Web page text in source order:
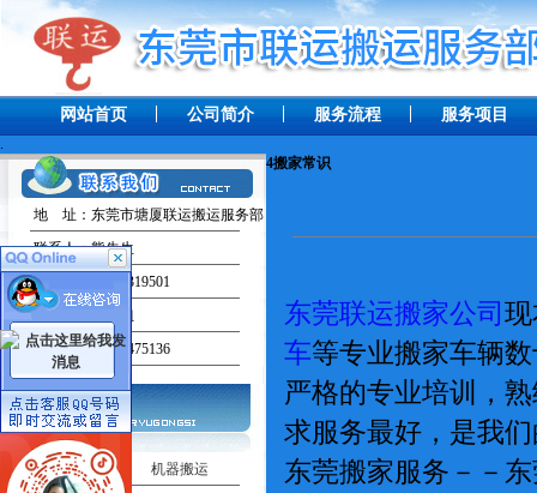
网站首页 公司简介 服务流程 服务项目
.
地 址：东莞市塘厦联运搬运服务部
联系人：熊先生
手 机：13238319501
联系人：田小姐
手 机：13537475136
工厂搬迁
机器搬运
4搬家常识
东莞联运搬家公司
车等专业搬家车辆
严格的专业培训，
求服务最好，是我
东莞搬家服务－－